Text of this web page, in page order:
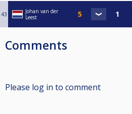
43
Johan van der
Leest
Comments
Please log in to comment